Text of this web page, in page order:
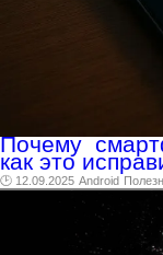
Почему
как это
🕑 12.09.2025 Android